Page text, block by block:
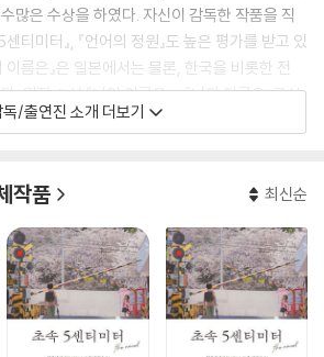
많은 수상을 하였다. 자신이 감독한 작품을 직
티미터』, 『언어의 정원』도 높은 평가를 받고 있
이름은』은 일본에서는 물론, 한국을 비롯한 전
. 원작 소설 『너의 이름은.』, 『너의 이름은. 공식
서들이 다수 발행되었다. 자신이 감독한 작품을
게임 회사에서 디자이너로 근무하던 신카이 마
이션계에 뛰어들며 탄생시킨 작품이다. 휴대폰
초월하는 관계를 다룬 단편 애니메이션으로 약 7
제외한 거의 모든 작업을 혼자 도맡으며 그의 온
이 아닐 정도. 2002년 2월 소극장에서 상영한
/출연진 소개 더보기
작품 최신순